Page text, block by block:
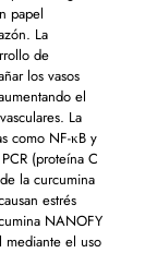
papel
La
de
los vasos
el
La
como NF-κB y
(proteína C
la curcumina
estrés
NANOFY
mediante el uso